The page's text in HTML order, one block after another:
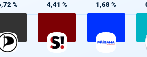
% 4,41 % 1,68 %